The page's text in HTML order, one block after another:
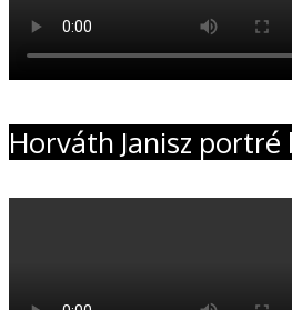
Horváth Janisz portré